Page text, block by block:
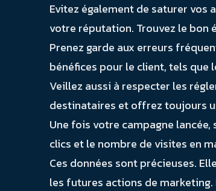
Evitez également de saturer vos
votre réputation. Trouvez le bon
Prenez garde aux erreurs
bénéfices pour le client, tels
Veillez aussi à respecter les
destinataires et offrez toujours
Une fois votre campagne
clics et le nombre de visites en
Ces données sont précieuses.
les futures actions de